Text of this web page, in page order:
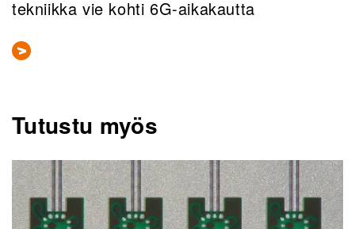
tekniikka vie kohti 6G-aikakautta
Tutustu myös